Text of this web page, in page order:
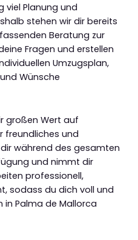
viel Planung und
stehen wir dir bereits
Beratung zur
Fragen und erstellen
Umzugsplan,
Wünsche
großen Wert auf
freundliches und
während des gesamten
und nimmt dir
professionell,
sodass du dich voll und
in Palma de Mallorca